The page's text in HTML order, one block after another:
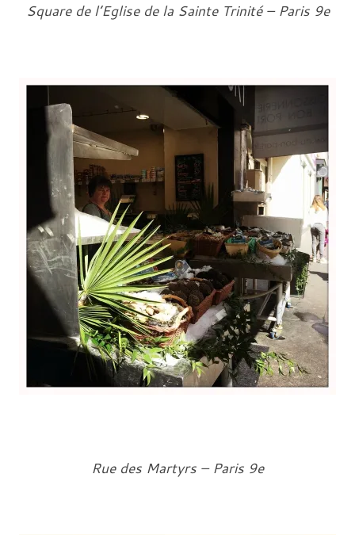
Square de l’Eglise de la Sainte Trinité – Paris 9e
Rue des Martyrs – Paris 9e